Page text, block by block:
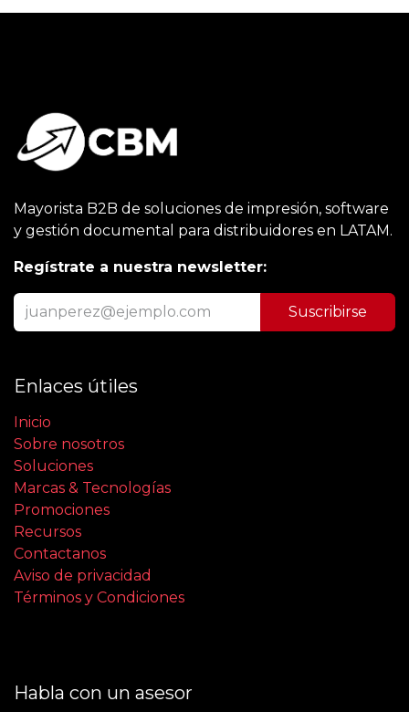
Mayorista B2B de soluciones de impresión, software
y gestión documental para distribuidores en LATAM.
Regístrate a nuestra newsletter:
Suscribirse
Enlaces útiles
Inicio
Sobre nosotros
Soluciones
Marcas & Tecnologías
Promociones
Recursos
Contactanos
Aviso de privacidad
Términos y Condiciones
Habla con un asesor